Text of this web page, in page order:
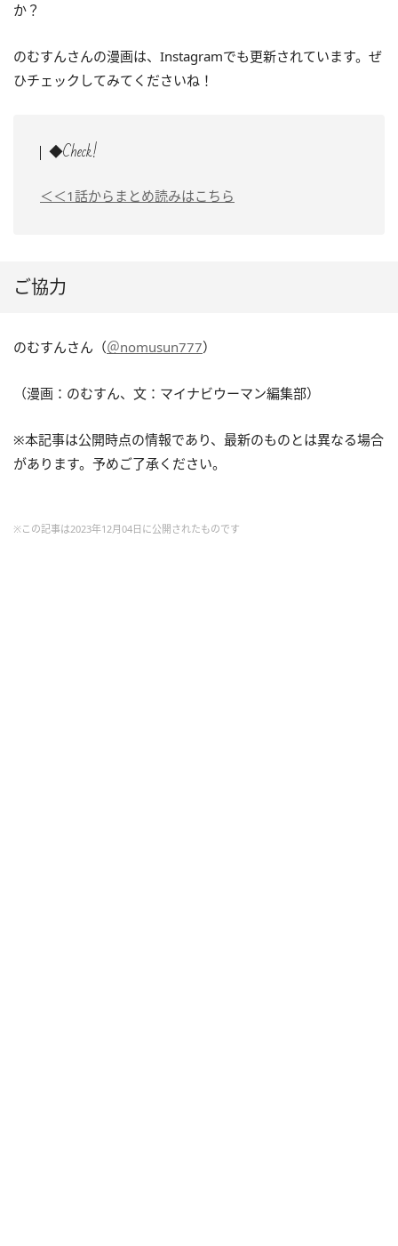
か？
のむすんさんの漫画は、Instagramでも更新されています。ぜ
ひチェックしてみてくださいね！
◆Check!
＜＜1話からまとめ読みはこちら
ご協力
のむすんさん（＠nomusun777）
（漫画：のむすん、文：マイナビウーマン編集部）
※本記事は公開時点の情報であり、最新のものとは異なる場合
があります。予めご了承ください。
※この記事は2023年12月04日に公開されたものです